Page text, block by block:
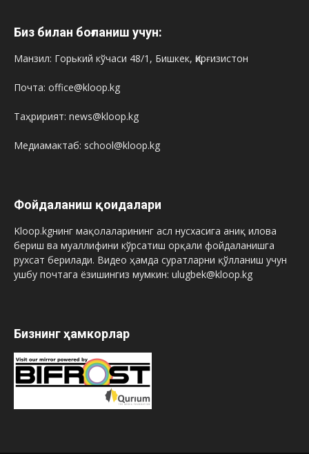
Биз билан боғланиш учун:
Манзил: Горький кўчаси 48/1, Бишкек, Қирғизистон
Почта: office@kloop.kg
Таҳририят: news@kloop.kg
Медиамактаб: school@kloop.kg
Фойдаланиш қоидалари
Kloop.kgнинг мақолаларининг асл нусхасига аниқ илова
бериш ва муаллифини кўрсатиш орқали фойдаланишга
рухсат берилади. Видео ҳамда суратларни қўлланиш учун
ушбу почтага ёзишингиз мумкин: ulugbek@kloop.kg
Бизнинг ҳамкорлар